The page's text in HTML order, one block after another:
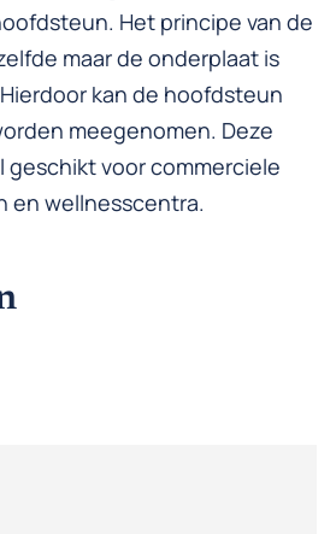
Het principe van de
maar de onderplaat is
kan de hoofdsteun
meegenomen. Deze
geschikt voor commerciele
en wellnesscentra.